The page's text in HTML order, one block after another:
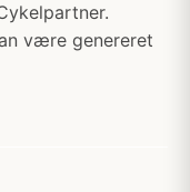
være genereret